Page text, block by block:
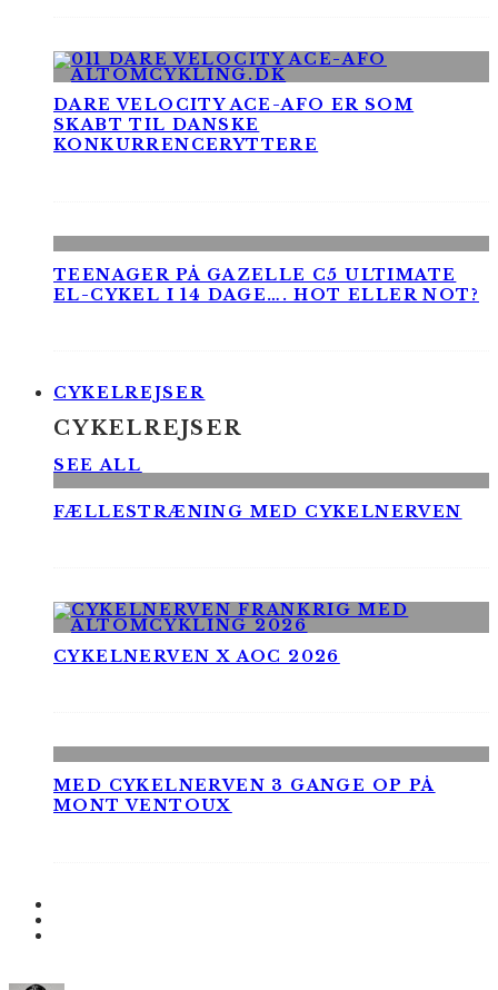
DARE VELOCITY ACE-AFO ER SOM
SKABT TIL DANSKE
KONKURRENCERYTTERE
TEENAGER PÅ GAZELLE C5 ULTIMATE
EL-CYKEL I 14 DAGE…. HOT ELLER NOT?
CYKELREJSER
CYKELREJSER
SEE ALL
FÆLLESTRÆNING MED CYKELNERVEN
CYKELNERVEN X AOC 2026
MED CYKELNERVEN 3 GANGE OP PÅ
MONT VENTOUX